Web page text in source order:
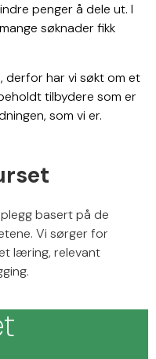
penger å dele ut. I
søknader fikk
derfor har vi søkt om et
tilbydere som er
som vi er.
basert på de
Vi sørger for
læring, relevant